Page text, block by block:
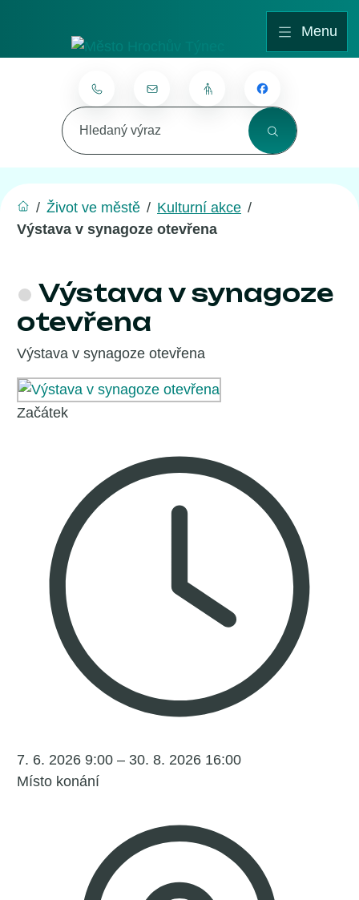
725172376podatelna@hrochuvtynec.cz
Zjednodušená verze webu
Hledaný výraz
Menu
/ Život ve městě / Kulturní akce /
Výstava v synagoze otevřena
Výstava v synagoze
otevřena
Výstava v synagoze otevřena
Začátek
7. 6. 2026 9:00 – 30. 8. 2026 16:00
Místo konání